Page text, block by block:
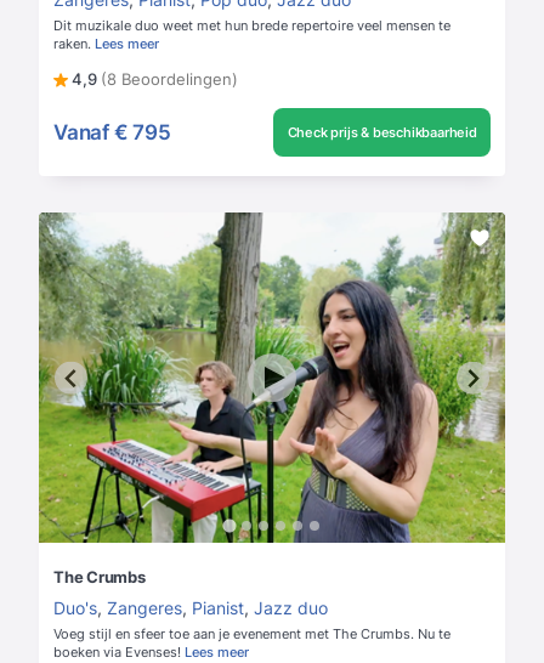
Dit muzikale duo weet met hun brede repertoire veel mensen te
raken. Lees meer
4,9 (8 Beoordelingen)
Vanaf € 795 Check prijs & beschikbaarheid
The Crumbs
Duo's, Zangeres, Pianist, Jazz duo
Voeg stijl en sfeer toe aan je evenement met The Crumbs. Nu te
boeken via Evenses! Lees meer